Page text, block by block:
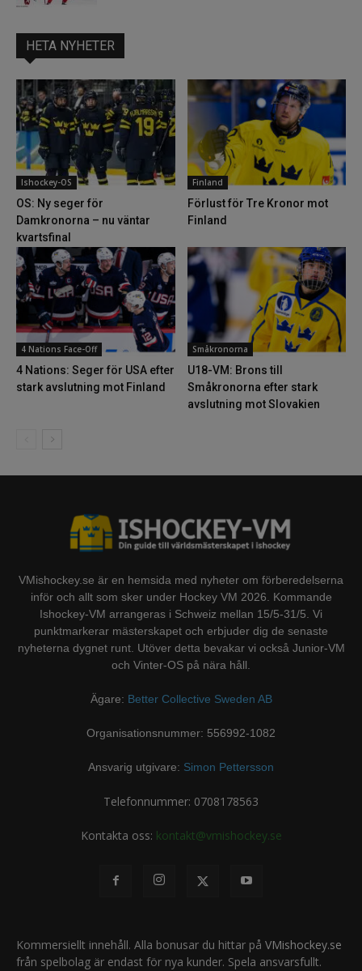
HETA NYHETER
Ishockey-OS
OS: Ny seger för
Damkronorna – nu väntar
kvartsfinal
Finland
Förlust för Tre Kronor mot
Finland
4 Nations Face-Off
4 Nations: Seger för USA efter
stark avslutning mot Finland
Småkronorna
U18-VM: Brons till
Småkronorna efter stark
avslutning mot Slovakien
VMishockey.se är en hemsida med nyheter om förberedelserna
inför och allt som sker under Hockey VM 2026. Kommande
Ishockey-VM arrangeras i Schweiz mellan 15/5-31/5. Vi
punktmarkerar mästerskapet och erbjuder dig de senaste
nyheterna dygnet runt. Utöver detta bevakar vi också Junior-VM
och Vinter-OS på nära håll.
Ägare: Better Collective Sweden AB
Organisationsnummer: 556992-1082
Ansvarig utgivare: Simon Pettersson
Telefonnummer: 0708178563
Kontakta oss: kontakt@vmishockey.se
Kommersiellt innehåll. Alla bonusar du hittar på VMishockey.se
från spelbolag är endast för nya kunder. Spela ansvarsfullt.